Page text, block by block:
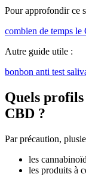
Pour approfondir ce
combien de temps le
Autre guide utile :
bonbon anti test
Quels
CBD ?
Par précaution,
les
les produits à